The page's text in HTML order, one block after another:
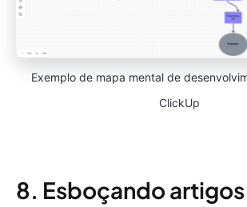
Exemplo de mapa mental de
ClickUp
8. Esboçando artigos